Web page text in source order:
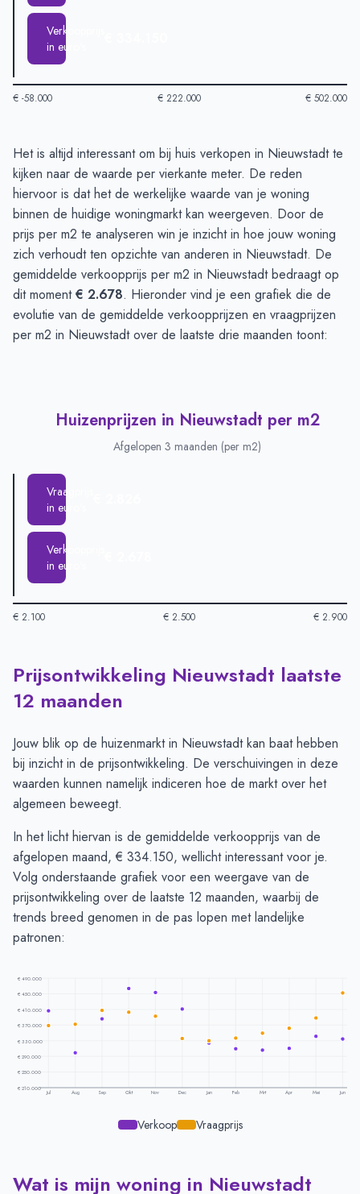
Verkoopprijs
in euro's
€ -58.000 € 222.000 € 502.000
Huizenprijzen in Nieuwstadt-Afgelopen 3 maanden
Type
Bedrag
Vraagprijs in euro's
€ 452.187
Verkoopprijs in euro's
€ 334.150
Het is altijd interessant om bij huis verkopen in Nieuwstadt te
kijken naar de waarde per vierkante meter. De reden
hiervoor is dat het de werkelijke waarde van je woning
binnen de huidige woningmarkt kan weergeven. Door de
prijs per m2 te analyseren win je inzicht in hoe jouw woning
zich verhoudt ten opzichte van anderen in Nieuwstadt. De
gemiddelde verkoopprijs per m2 in Nieuwstadt bedraagt op
dit moment€ 2.678. Hieronder vind je een grafiek die de
evolutie van de gemiddelde verkoopprijzen en vraagprijzen
per m2 in Nieuwstadt over de laatste drie maanden toont:
Huizenprijzen in Nieuwstadt per m2
Afgelopen 3 maanden (per m2)
Vraagprijs
in euro's
Verkoopprijs
in euro's
€ 2.100 € 2.500 € 2.900
Huizenprijzen in Nieuwstadt per m2-Afgelopen 3 maanden
Type
Vraagprijs in euro's
Verkoopprijs in euro's
€ 2.678
Prijsontwikkeling Nieuwstadt laatste
12 maanden
Jouw blik op de huizenmarkt in Nieuwstadt kan baat hebben
bij inzicht in de prijsontwikkeling. De verschuivingen in deze
waarden kunnen namelijk indiceren hoe de markt over het
algemeen beweegt.
In het licht hiervan is de gemiddelde verkoopprijs van de
afgelopen maand, € 334.150, wellicht interessant voor je.
Volg onderstaande grafiek voor een weergave van de
prijsontwikkeling over de laatste 12 maanden, waarbij de
trends breed genomen in de pas lopen met landelijke
patronen:
€ 490.000
€ 450.000
€ 410.000
€ 370.000
€ 330.000
€ 290.000
€ 250.000
€ 210.000
Jul Aug Sep Okt Nov Dec Jan Feb Mrt Apr Mei Jun
Verkoop Vraagprijs
Prijsontwikkeling per maand -Nieuwstadt
Wat is mijn woning in Nieuwstadt